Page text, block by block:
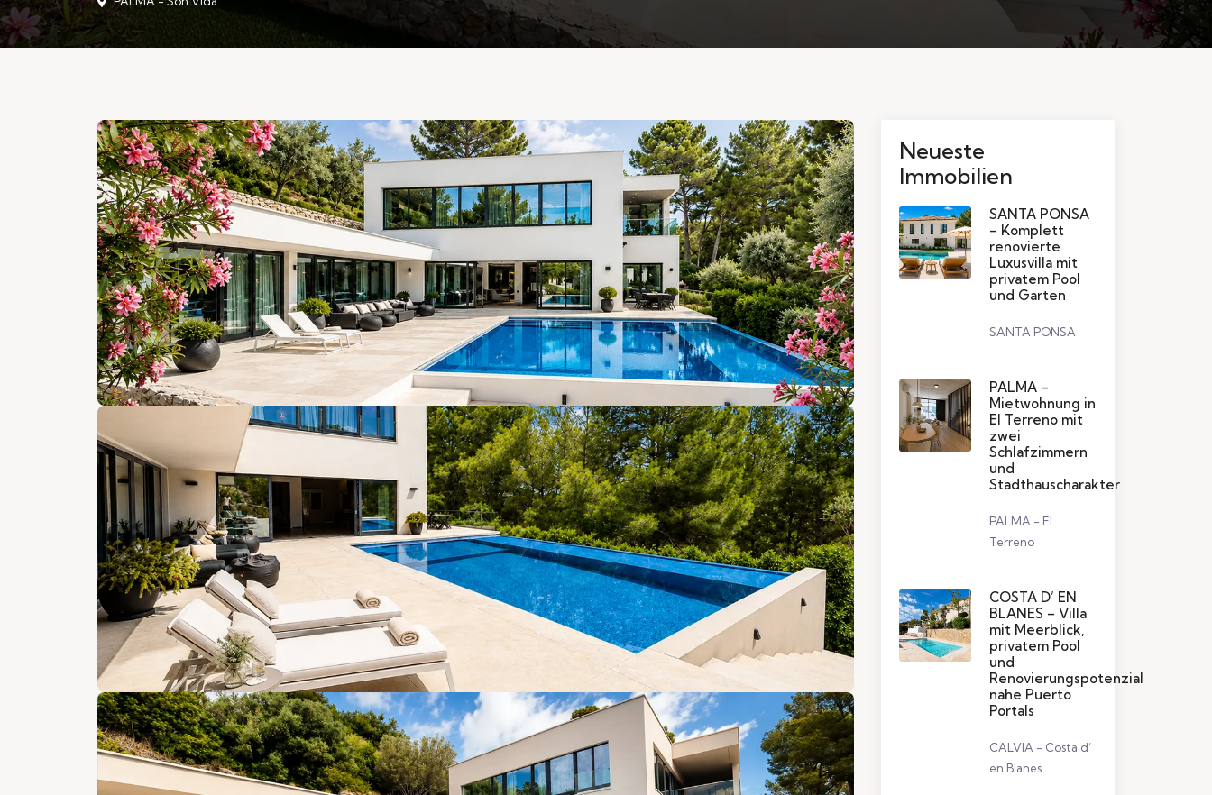
Neueste
Immobilien
SANTA PONSA
– Komplett
renovierte
Luxusvilla mit
privatem Pool
und Garten
SANTA PONSA
PALMA –
Mietwohnung in
El Terreno mit
zwei
Schlafzimmern
und
Stadthauscharakter
PALMA - El
Terreno
COSTA D’ EN
BLANES – Villa
mit Meerblick,
privatem Pool
und
Renovierungspotenzial
nahe Puerto
Portals
CALVIA - Costa d’
en Blanes